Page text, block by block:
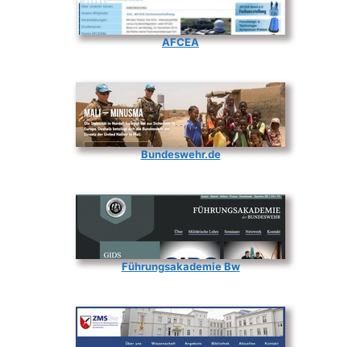
AFCEA
Bundeswehr.de
Führungsakademie Bw